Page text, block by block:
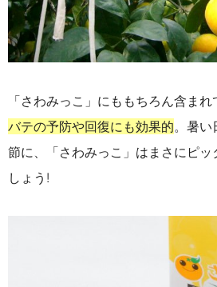
「さわみっこ」にももちろん含まれ
バテの予防や回復にも効果的。 暑い
節に、「さわみっこ」はまさにピッ
しょう!